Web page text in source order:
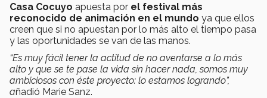
Casa Cocuyo apuesta por el festival más
reconocido de animación en el mundo ya que ellos
creen que si no apuestan por lo más alto el tiempo pasa
y las oportunidades se van de las manos.
“Es muy fácil tener la actitud de no aventarse a lo más
alto y que se te pase la vida sin hacer nada, somos muy
ambiciosos con éste proyecto: lo estamos logrando”,
añadió Marie Sanz.